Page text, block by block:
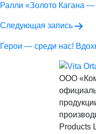
по
записям
Ралли «Золото Кагана
Следующая запись
Герои — среди нас!
ООО
Products